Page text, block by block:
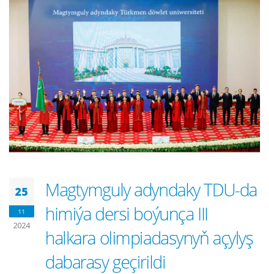
25
11
2024
Magtymguly adyndaky TDU-da
himiýa dersi boýunça III
halkara olimpiadasynyň açylyş
dabarasy geçirildi